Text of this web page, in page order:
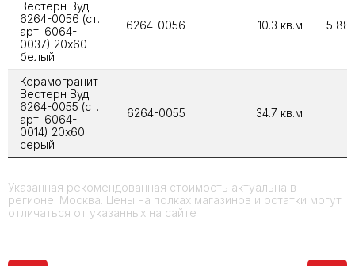
Вестерн Вуд
6264-0056 (ст.
арт. 6064-
0037) 20x60
белый
6264-0056 10.3 кв.м 5
Керамогранит
Вестерн Вуд
6264-0055 (ст.
арт. 6064-
0014) 20x60
серый
6264-0055 34.7 кв.м
Указанная рекомендованная стоимость актуальна в
регионе: Москва. Цены на полках магазинов и остатки могут
отличаться от указанных на сайте